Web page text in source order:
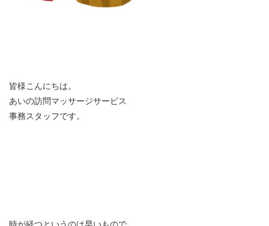
皆様こんにちは。
あいの訪問マッサージサービス
事務スタッフです。